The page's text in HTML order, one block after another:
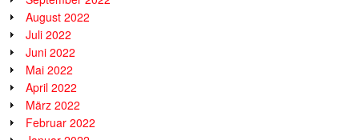
August 2022
Juli 2022
Juni 2022
Mai 2022
April 2022
März 2022
Februar 2022